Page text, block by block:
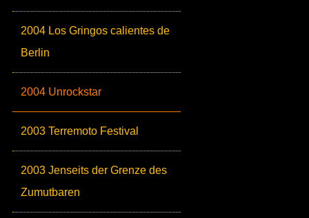
2004 Los Gringos calientes de
Berlin
2004 Unrockstar
2003 Terremoto Festival
2003 Jenseits der Grenze des
Zumutbaren